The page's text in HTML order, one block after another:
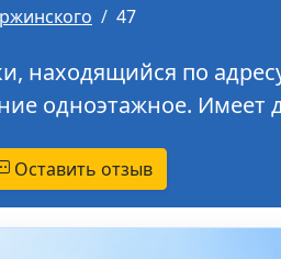
47
по
одноэтажное. Имеет
Оставить отзыв